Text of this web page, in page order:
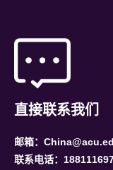
直接联系我们
邮箱：
联系电话：